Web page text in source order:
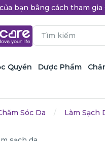
bạn bằng cách tham gia
Quyền Dược Phẩm
Sóc Da Làm Sạch